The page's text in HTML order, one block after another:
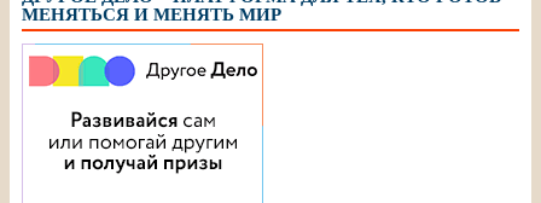
МЕНЯТЬСЯ И МЕНЯТЬ МИР